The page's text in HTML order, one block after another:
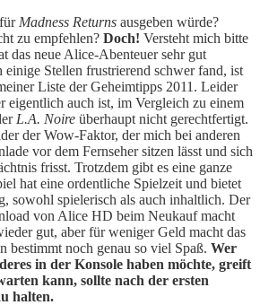
Madness Returns ausgeben würde?
zu empfehlen? Doch! Versteht mich bitte
das neue Alice-Abenteuer sehr gut
Stellen frustrierend schwer fand, ist
Liste der Geheimtipps 2011. Leider
eigentlich auch ist, im Vergleich zu einem
L.A. Noire überhaupt nicht gerechtfertigt.
der Wow-Faktor, der mich bei anderen
vor dem Fernseher sitzen lässt und sich
frisst. Trotzdem gibt es eine ganze
hat eine ordentliche Spielzeit und bietet
sowohl spielerisch als auch inhaltlich. Der
von Alice HD beim Neukauf macht
gut, aber für weniger Geld macht das
bestimmt noch genau so viel Spaß. Wer
in der Konsole haben möchte, greift
kann, sollte nach der ersten
halten.